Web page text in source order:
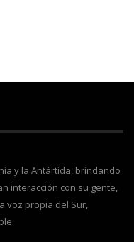
y la Antártida, brindando
interacción con su gente,
voz propia del Sur,